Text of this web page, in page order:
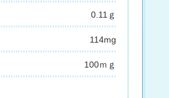
0.11ｇ
114mg
100ｍｇ